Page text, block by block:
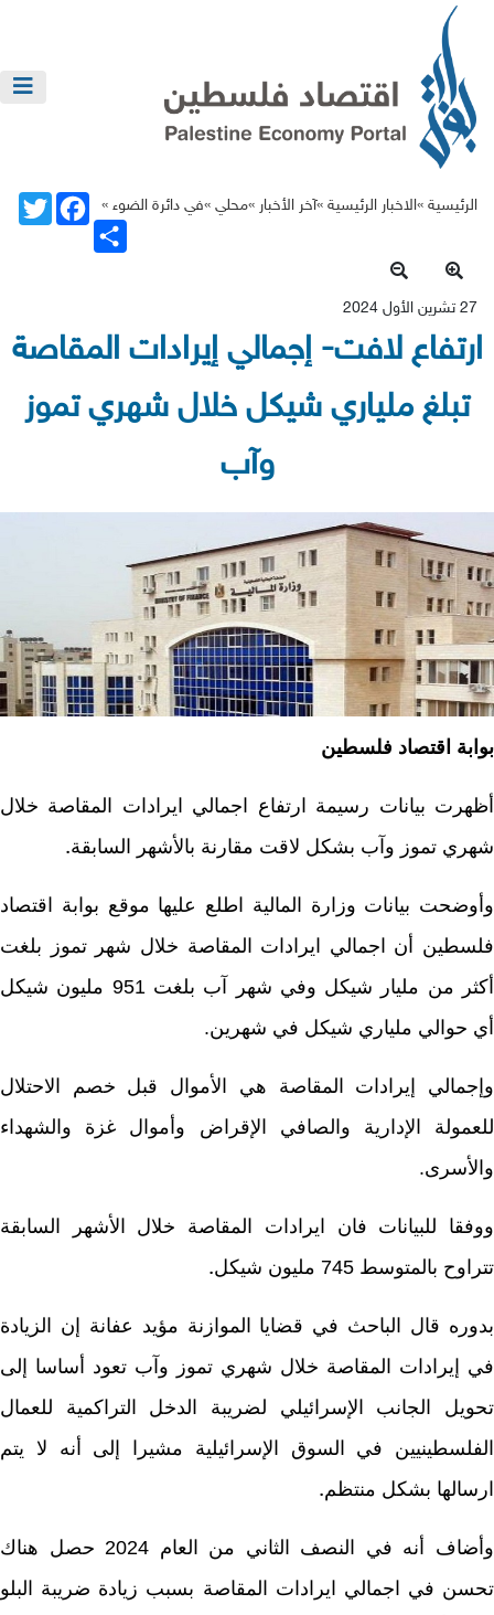
الرئيسية »الاخبار الرئيسية»آخر الأخبار»محلي»في دائرة الضوء»
Twitter
Facebook
Share
27 تشرين الأول 2024
لافت- إجمالي إيرادات المقاصة
تبلغ ملياري شيكل خلال شهري تموز
وآب
اقتصاد فلسطين
بيانات رسيمة ارتفاع اجمالي ايرادات المقاصة خلال
تموز وآب بشكل لاقت مقارنة بالأشهر السابقة.
بيانات وزارة المالية اطلع عليها موقع بوابة اقتصاد
أن اجمالي ايرادات المقاصة خلال شهر تموز بلغت
أكثر من مليار شيكل وفي شهر آب بلغت 951 مليون شيكل
حوالي ملياري شيكل في شهرين.
إيرادات المقاصة هي الأموال قبل خصم الاحتلال
الإدارية والصافي الإقراض وأموال غزة والشهداء
للبيانات فان ايرادات المقاصة خلال الأشهر السابقة
بالمتوسط 745 مليون شيكل
.
قال الباحث في قضايا الموازنة مؤيد عفانة إن الزيادة
إيرادات المقاصة خلال شهري تموز وآب تعود أساسا إلى
الجانب الإسرائيلي لضريبة الدخل التراكمية للعمال
في السوق الإسرائيلية مشيرا إلى أنه لا يتم
بشكل منتظم.
وأضاف أنه في النصف الثاني من العام 2024 حصل هناك
في اجمالي ايرادات المقاصة بسبب زيادة ضريبة البلو